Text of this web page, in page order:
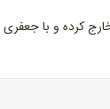
کرده و با